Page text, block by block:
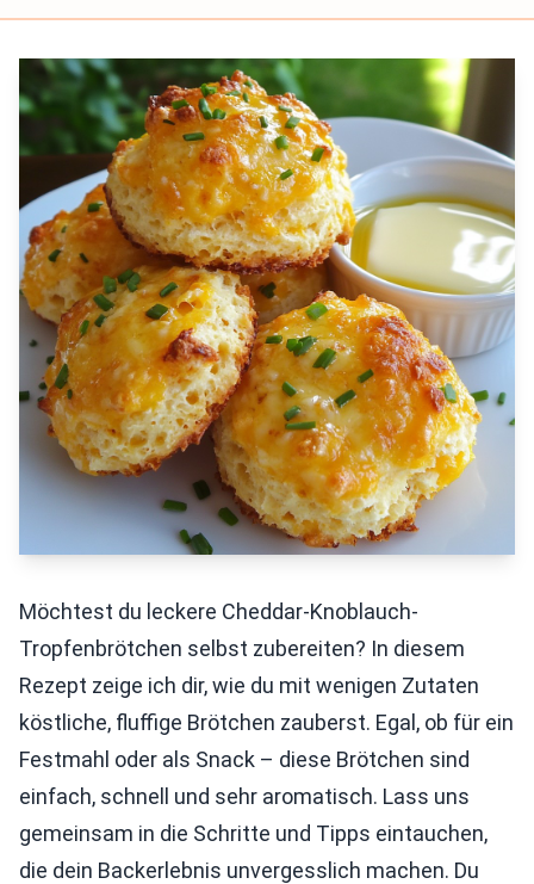
Möchtest du leckere Cheddar-Knoblauch-
Tropfenbrötchen selbst zubereiten? In diesem
Rezept zeige ich dir, wie du mit wenigen Zutaten
köstliche, fluffige Brötchen zauberst. Egal, ob für ein
Festmahl oder als Snack – diese Brötchen sind
einfach, schnell und sehr aromatisch. Lass uns
gemeinsam in die Schritte und Tipps eintauchen,
die dein Backerlebnis unvergesslich machen. Du